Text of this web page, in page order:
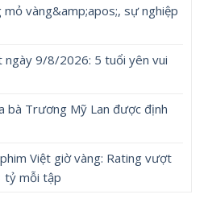
vàng&amp;apos;, sự nghiệp
ngày 9/8/2026: 5 tuổi yên vui
bà Trương Mỹ Lan được định
Việt giờ vàng: Rating vượt
tỷ mỗi tập